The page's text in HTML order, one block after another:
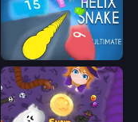
Helix Snake